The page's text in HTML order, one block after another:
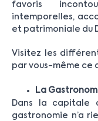
favoris
intemporelles,
et patrimoniale du
Visitez les
par vous-même ce
La
Dans la capitale
gastronomie n’a